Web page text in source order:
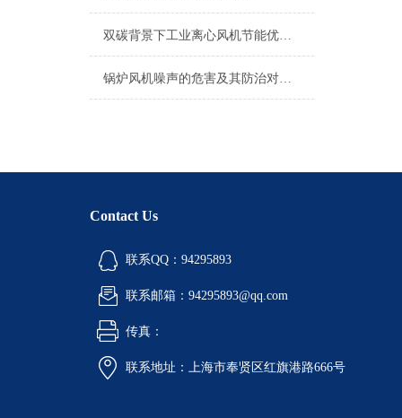
双碳背景下工业离心风机节能优化关键技术与应用
锅炉风机噪声的危害及其防治对策初探
Contact Us
联系QQ：94295893
联系邮箱：94295893@qq.com
传真：
联系地址：上海市奉贤区红旗港路666号